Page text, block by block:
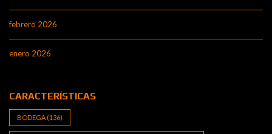
febrero 2026
enero 2026
CARACTERÍSTICAS
BODEGA (136)